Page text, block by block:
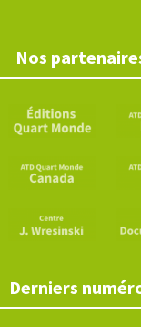
Nos
Derniers